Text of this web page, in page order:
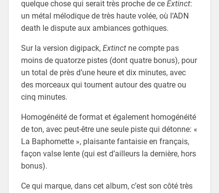
quelque chose qui serait très proche de ce Extinct:
un métal mélodique de très haute volée, où l’ADN
death le dispute aux ambiances gothiques.
Sur la version digipack, Extinctne compte pas
moins de quatorze pistes (dont quatre bonus), pour
un total de près d’une heure et dix minutes, avec
des morceaux qui tournent autour des quatre ou
cinq minutes.
Homogénéité de format et également homogénéité
de ton, avec peut-être une seule piste qui détonne: «
La Baphomette », plaisante fantaisie en français,
façon valse lente (qui est d’ailleurs la dernière, hors
bonus).
Ce qui marque, dans cet album, c’est son côté très